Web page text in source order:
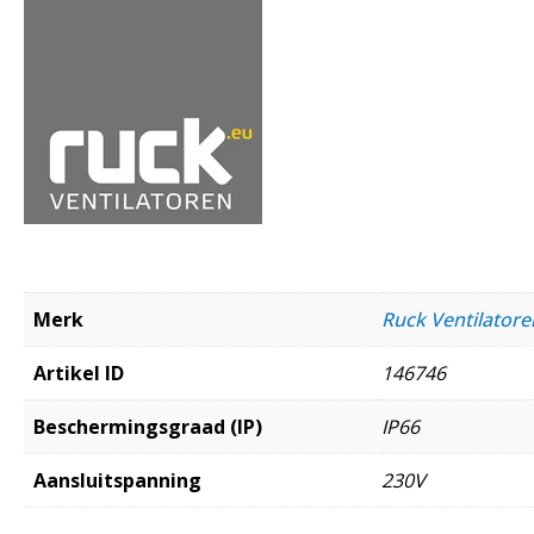
Merk Ruck
Artikel ID 146746
Beschermingsgraad (IP) IP66
Aansluitspanning 230V